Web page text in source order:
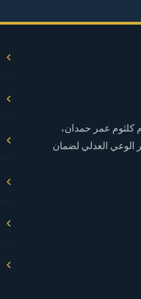
كلثوم عمر حمدان،
الوعي العدلي لضمان